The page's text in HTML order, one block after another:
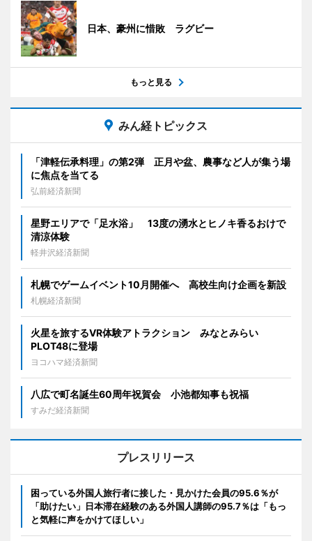
日本、豪州に惜敗 ラグビー
もっと見る
みん経トピックス
「津軽伝承料理」の第2弾 正月や盆、農事など人が集う場
に焦点を当てる
弘前経済新聞
星野エリアで「足水浴」 13度の湧水とヒノキ香るおけで
清涼体験
軽井沢経済新聞
札幌でゲームイベント10月開催へ 高校生向け企画を新設
札幌経済新聞
火星を旅するVR体験アトラクション みなとみらい
PLOT48に登場
ヨコハマ経済新聞
八広で町名誕生60周年祝賀会 小池都知事も祝福
すみだ経済新聞
プレスリリース
困っている外国人旅行者に接した・見かけた会員の95.6％が
「助けたい」日本滞在経験のある外国人講師の95.7％は「もっ
と気軽に声をかけてほしい」